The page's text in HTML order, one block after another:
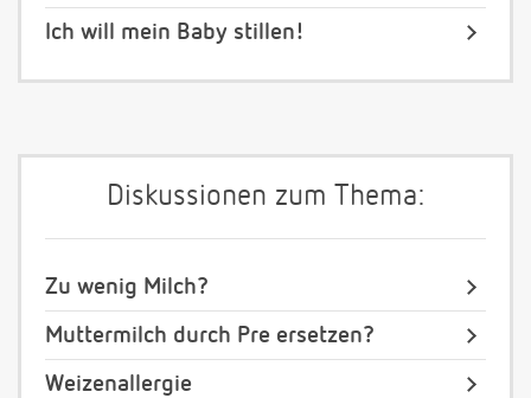
Ich will mein Baby stillen!
Diskussionen zum Thema:
Zu wenig Milch?
Muttermilch durch Pre ersetzen?
Weizenallergie